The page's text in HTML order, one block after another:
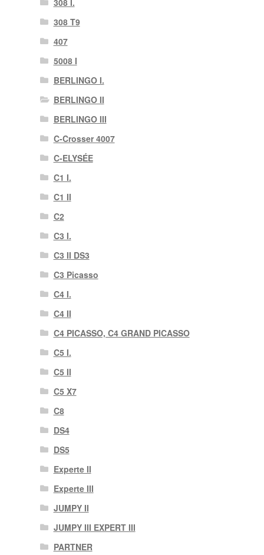
308 I.
308 T9
407
5008 I
BERLINGO I.
BERLINGO II
BERLINGO III
C-Crosser 4007
C-ELYSÉE
C1 I.
C1 II
C2
C3 I.
C3 II DS3
C3 Picasso
C4 I.
C4 II
C4 PICASSO, C4 GRAND PICASSO
C5 I.
C5 II
C5 X7
C8
DS4
DS5
Experte II
Experte III
JUMPY II
JUMPY III EXPERT III
PARTNER